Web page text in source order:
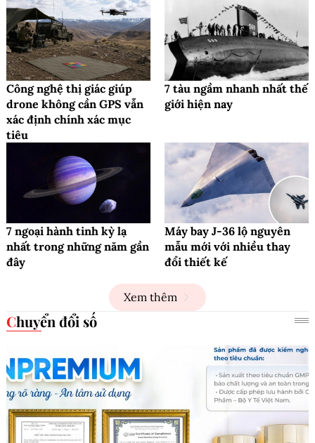
Công nghệ thị giác giúp
drone không cần GPS vẫn
xác định chính xác mục
tiêu
7 tàu ngầm nhanh nhất thế
giới hiện nay
7 ngoại hành tinh kỳ lạ
nhất trong những năm gần
đây
Máy bay J-36 lộ nguyên
mẫu mới với nhiều thay
đổi thiết kế
Xem thêm
Chuyển đổi số